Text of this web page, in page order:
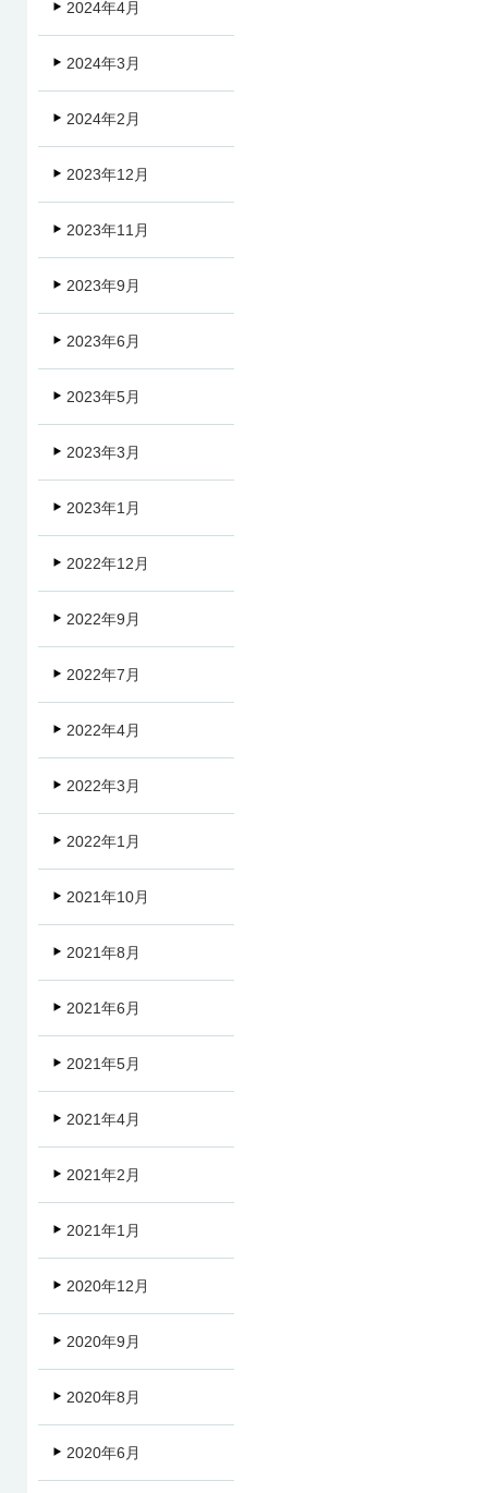
2024年4月
2024年3月
2024年2月
2023年12月
2023年11月
2023年9月
2023年6月
2023年5月
2023年3月
2023年1月
2022年12月
2022年9月
2022年7月
2022年4月
2022年3月
2022年1月
2021年10月
2021年8月
2021年6月
2021年5月
2021年4月
2021年2月
2021年1月
2020年12月
2020年9月
2020年8月
2020年6月